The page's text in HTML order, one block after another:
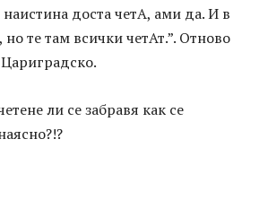
доста четА, ами да. И в
те там всички четАт.”. Отново
ли се забравя как се